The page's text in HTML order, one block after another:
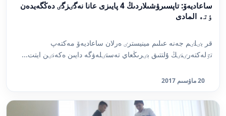
ساعاديەۆ: تاپسىرۋشىلاردىڭ 4 پايىزى عانا نەگٸزگٸ دەڭگەيدەن
ٶتە المادى
قر بٸلٸم جەنە عىلىم مينيسترٸ ەرلان ساعاديەۆ مەكتەپ
تٷلەكتەرٸنٸڭ ۇلتتىق بٸرىڭعاي تەستٸلەۋگە دايىن ەكەنٸن ايتت...
20 ماۋسىم 2017